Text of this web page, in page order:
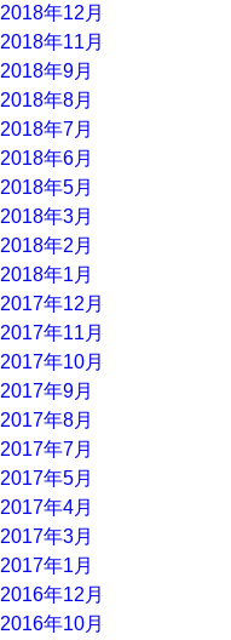
2018年12月
2018年11月
2018年9月
2018年8月
2018年7月
2018年6月
2018年5月
2018年3月
2018年2月
2018年1月
2017年12月
2017年11月
2017年10月
2017年9月
2017年8月
2017年7月
2017年5月
2017年4月
2017年3月
2017年1月
2016年12月
2016年10月